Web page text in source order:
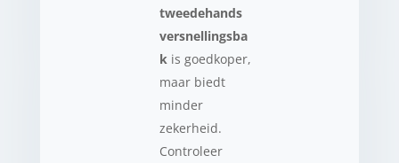
tweedehands
versnellingsba
kis goedkoper,
maar biedt
minder
zekerheid.
Controleer